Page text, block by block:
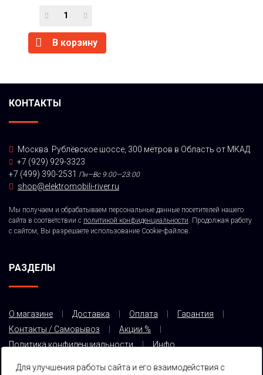
В корзину
КОНТАКТЫ
Москва. Рублёвское шоссе, 300 метров в Область от МКАД
+7 (929) 929-3323
+7 (499) 390-2531 Пн—Вс 9:00—23:00
shop@elektromobili-river.ru
Мы получаем и обрабатываем персональные данные посетителей нашего
сайта в соответствии с политикой конфиденциальности . Продолжая работу
с сайтом, Вы разрешаете использование Cookie-файлов.
РАЗДЕЛЫ
О магазине Доставка Оплата
Гарантия
Контакты / Самовывоз
Акции %
Политика конфиденциальности
Инфо
Для улучшения работы сайта и его взаимодействия с